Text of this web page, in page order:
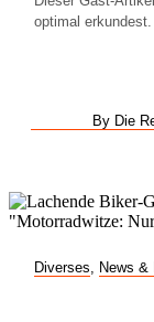
optimal erkundest.
By Die
Diverses News &